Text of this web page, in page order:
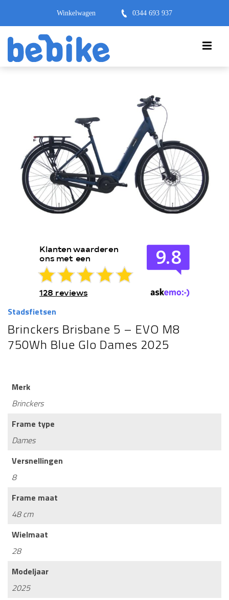
Winkelwagen 0344 693 937
Stadsfietsen
Brinckers Brisbane 5 – EVO M8
750Wh Blue Glo Dames 2025
Merk
Brinckers
Frame type
Dames
Versnellingen
8
Frame maat
48 cm
Wielmaat
28
Modeljaar
2025